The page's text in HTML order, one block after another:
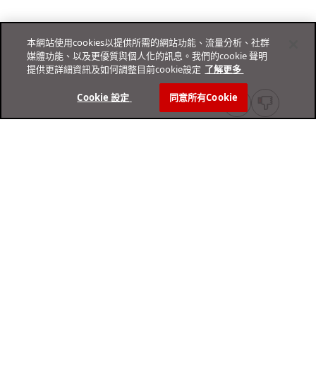
本網站使用cookies以提供所需的網站功能、流量分析、社群
媒體功能、以及更優質與個人化的訊息。我們的cookie 聲明
提供更詳細資訊及如何調整目前cookie設定 了解更多 ­
同意所有Cookie